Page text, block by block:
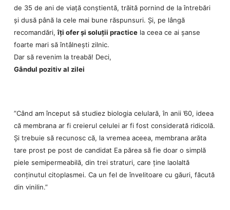
de 35 de ani de viață conștientă, trăită pornind de la întrebări
și dusă până la cele mai bune răspunsuri. Și, pe lângă
recomandări,îți ofer și soluții practicela ceea ce ai șanse
foarte mari să întâlnești zilnic.
Dar să revenim la treabă! Deci,
Gândul pozitiv al zilei
”Când am început să studiez biologia celulară, în anii ’60, ideea
că membrana ar fi creierul celulei ar fi fost considerată ridicolă.
Şi trebuie să recunosc că, la vremea aceea, membrana arăta
tare prost pe post de candidat Ea părea să fie doar o simplă
piele semipermeabilă, din trei straturi, care ţine laolaltă
conţinutul citoplasmei. Ca un fel de învelitoare cu găuri, făcută
din vinilin.”